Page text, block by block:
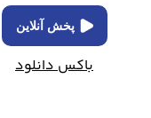
پخش آنلاین
باکس دانلود